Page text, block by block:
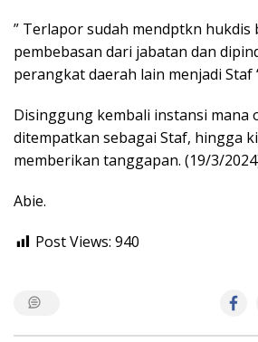
” Terlapor sudah mendptkn hukdis
pembebasan dari jabatan dan
perangkat daerah lain menjadi Staf
Disinggung kembali instansi mana
ditempatkan sebagai Staf, hingga
memberikan tanggapan. (19/3/
Abie.
Post Views: 940